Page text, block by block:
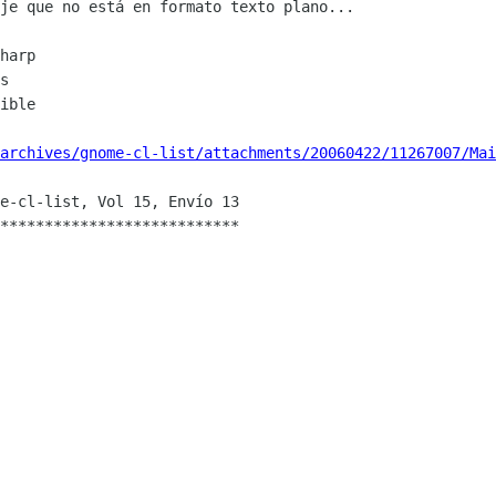
que no está en formato texto plano...
gnome-cl-list/attachments/20060422/11267007/
cl-list, Vol 15, Envío 13